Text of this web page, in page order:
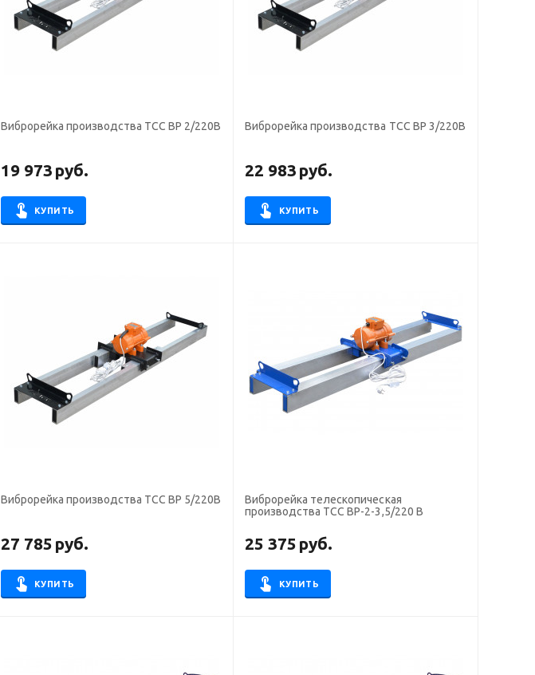
Виброрейка производства ТСС ВР 2/220В
19 973 руб.
КУПИТЬ
Виброрейка производства ТСС ВР 3/220В
22 983 руб.
КУПИТЬ
Виброрейка производства ТСС ВР 5/220В
27 785 руб.
КУПИТЬ
Виброрейка телескопическая
производства ТСС ВР-2-3,5/220 В
25 375 руб.
КУПИТЬ